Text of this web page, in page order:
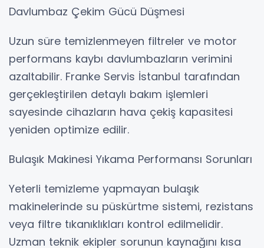
Davlumbaz Çekim Gücü Düşmesi
Uzun süre temizlenmeyen filtreler ve motor
performans kaybı davlumbazların verimini
azaltabilir. Franke Servis İstanbul tarafından
gerçekleştirilen detaylı bakım işlemleri
sayesinde cihazların hava çekiş kapasitesi
yeniden optimize edilir.
Bulaşık Makinesi Yıkama Performansı Sorunları
Yeterli temizleme yapmayan bulaşık
makinelerinde su püskürtme sistemi, rezistans
veya filtre tıkanıklıkları kontrol edilmelidir.
Uzman teknik ekipler sorunun kaynağını kısa